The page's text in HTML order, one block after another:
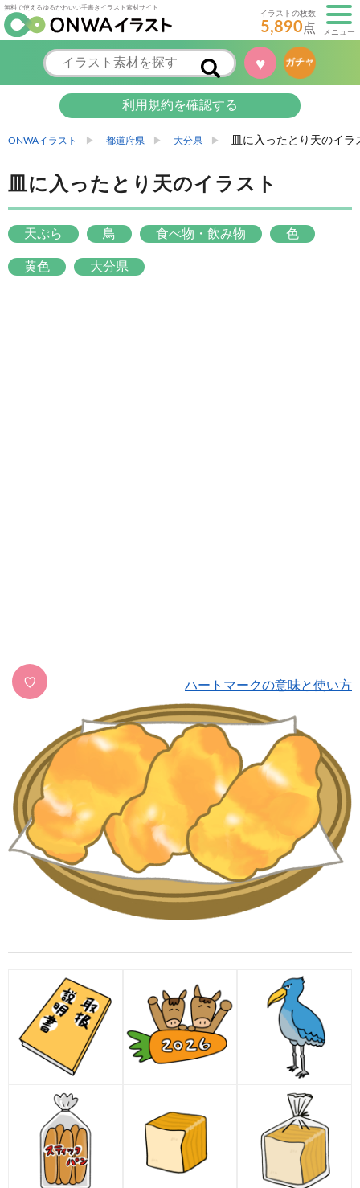
無料で使えるゆるかわいい手書きイラスト素材サイト
イラストの枚数
5,890点 メニュー
♥ ガチャ
利用規約を確認する
ONWAイラスト 都道府県 大分県 皿に入ったとり天のイラ
皿に入ったとり天のイラスト
天ぷら 鳥 食べ物・飲み物 色
黄色 大分県
♡ ハートマークの意味と使い方